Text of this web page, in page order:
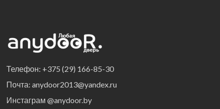
Телефон: +375 (29) 166-85-30
Почта: anydoor2013@yandex.ru
Инстаграм @anydoor.by